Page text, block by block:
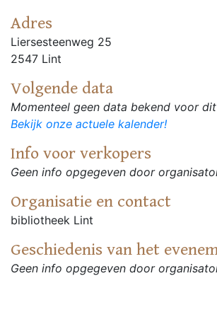
Adres
Liersesteenweg 25
2547 Lint
Volgende data
Momenteel geen data bekend voor
Bekijk onze actuele kalender!
Info voor verkopers
Geen info opgegeven door
Organisatie en contact
bibliotheek Lint
Geschiedenis van het
Geen info opgegeven door